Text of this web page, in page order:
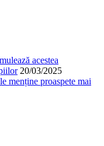
acestea
20/03/2025
menține proaspete mai